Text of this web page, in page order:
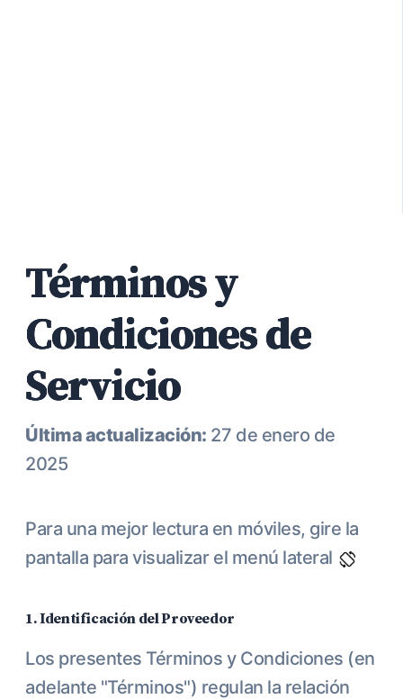
Términos y
Condiciones de
Servicio
Última actualización: 27 de enero de
2025
Para una mejor lectura en móviles, gire la
pantalla para visualizar el menú lateral
1. Identificación del Proveedor
Los presentes Términos y Condiciones (en
adelante "Términos") regulan la relación